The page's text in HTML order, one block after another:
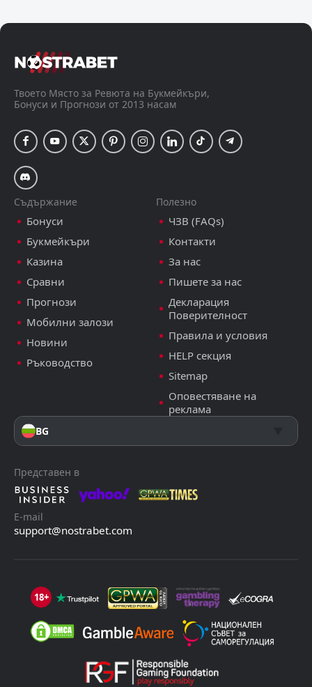
Primera División - Chile, 10 август 03:00
Твоето Място за Ревюта на Букмейкъри,
Бонуси и Прогнози от 2013 насам
Съдържание
Бонуси
Букмейкъри
Казина
Сравни
Прогнози
Мобилни залози
Новини
Ръководство
Полезно
ЧЗВ (FAQs)
Контакти
За нас
Пишете за нас
Декларация
Поверителност
Правила и условия
HELP секция
Sitemap
Оповестяване на
реклама
BG
Представен в
E-mail
support@nostrabet.com
18+